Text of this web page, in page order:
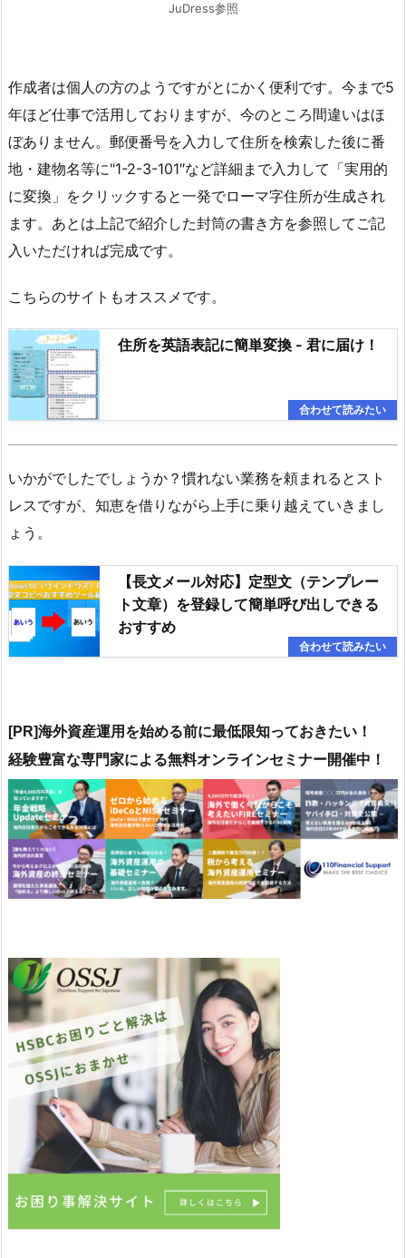
JuDress参照
作成者は個人の方のようですがとにかく便利です。今まで5
年ほど仕事で活用しておりますが、今のところ間違いはほ
ぼありません。郵便番号を入力して住所を検索した後に番
地・建物名等に"1-2-3-101″など詳細まで入力して「実用的
に変換」をクリックすると一発でローマ字住所が生成され
ます。あとは上記で紹介した封筒の書き方を参照してご記
入いただければ完成です。
こちらのサイトもオススメです。
住所を英語表記に簡単変換 - 君に届け！
いかがでしたでしょうか？慣れない業務を頼まれるとスト
レスですが、知恵を借りながら上手に乗り越えていきまし
ょう。
【長文メール対応】定型文（テンプレー
ト文章）を登録して簡単呼び出しできる
おすすめ
[PR]海外資産運用を始める前に最低限知っておきたい！
経験豊富な専門家による無料オンラインセミナー開催中！